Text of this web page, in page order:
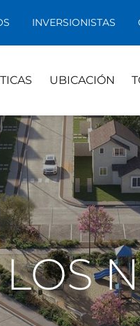
INVERSIONISTAS
UBICACIÓN